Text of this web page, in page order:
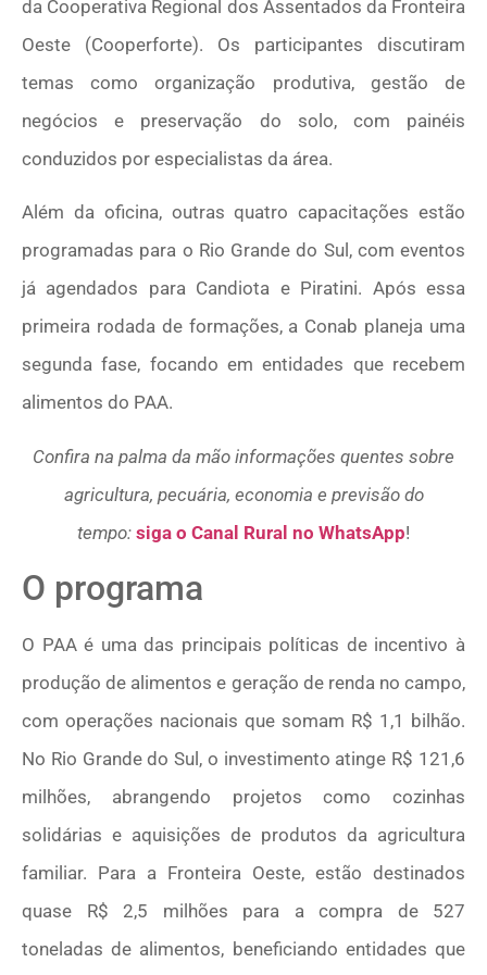
da Cooperativa Regional dos Assentados da Fronteira
Oeste (Cooperforte). Os participantes discutiram
temas como organização produtiva, gestão de
negócios e preservação do solo, com painéis
conduzidos por especialistas da área.
Além da oficina, outras quatro capacitações estão
programadas para o Rio Grande do Sul, com eventos
já agendados para Candiota e Piratini. Após essa
primeira rodada de formações, a Conab planeja uma
segunda fase, focando em entidades que recebem
alimentos do PAA.
Confira na palma da mão informações quentes sobre
agricultura, pecuária, economia e previsão do
tempo: siga o Canal Rural no WhatsApp!
O programa
O PAA é uma das principais políticas de incentivo à
produção de alimentos e geração de renda no campo,
com operações nacionais que somam R$ 1,1 bilhão.
No Rio Grande do Sul, o investimento atinge R$ 121,6
milhões, abrangendo projetos como cozinhas
solidárias e aquisições de produtos da agricultura
familiar. Para a Fronteira Oeste, estão destinados
quase R$ 2,5 milhões para a compra de 527
toneladas de alimentos, beneficiando entidades que